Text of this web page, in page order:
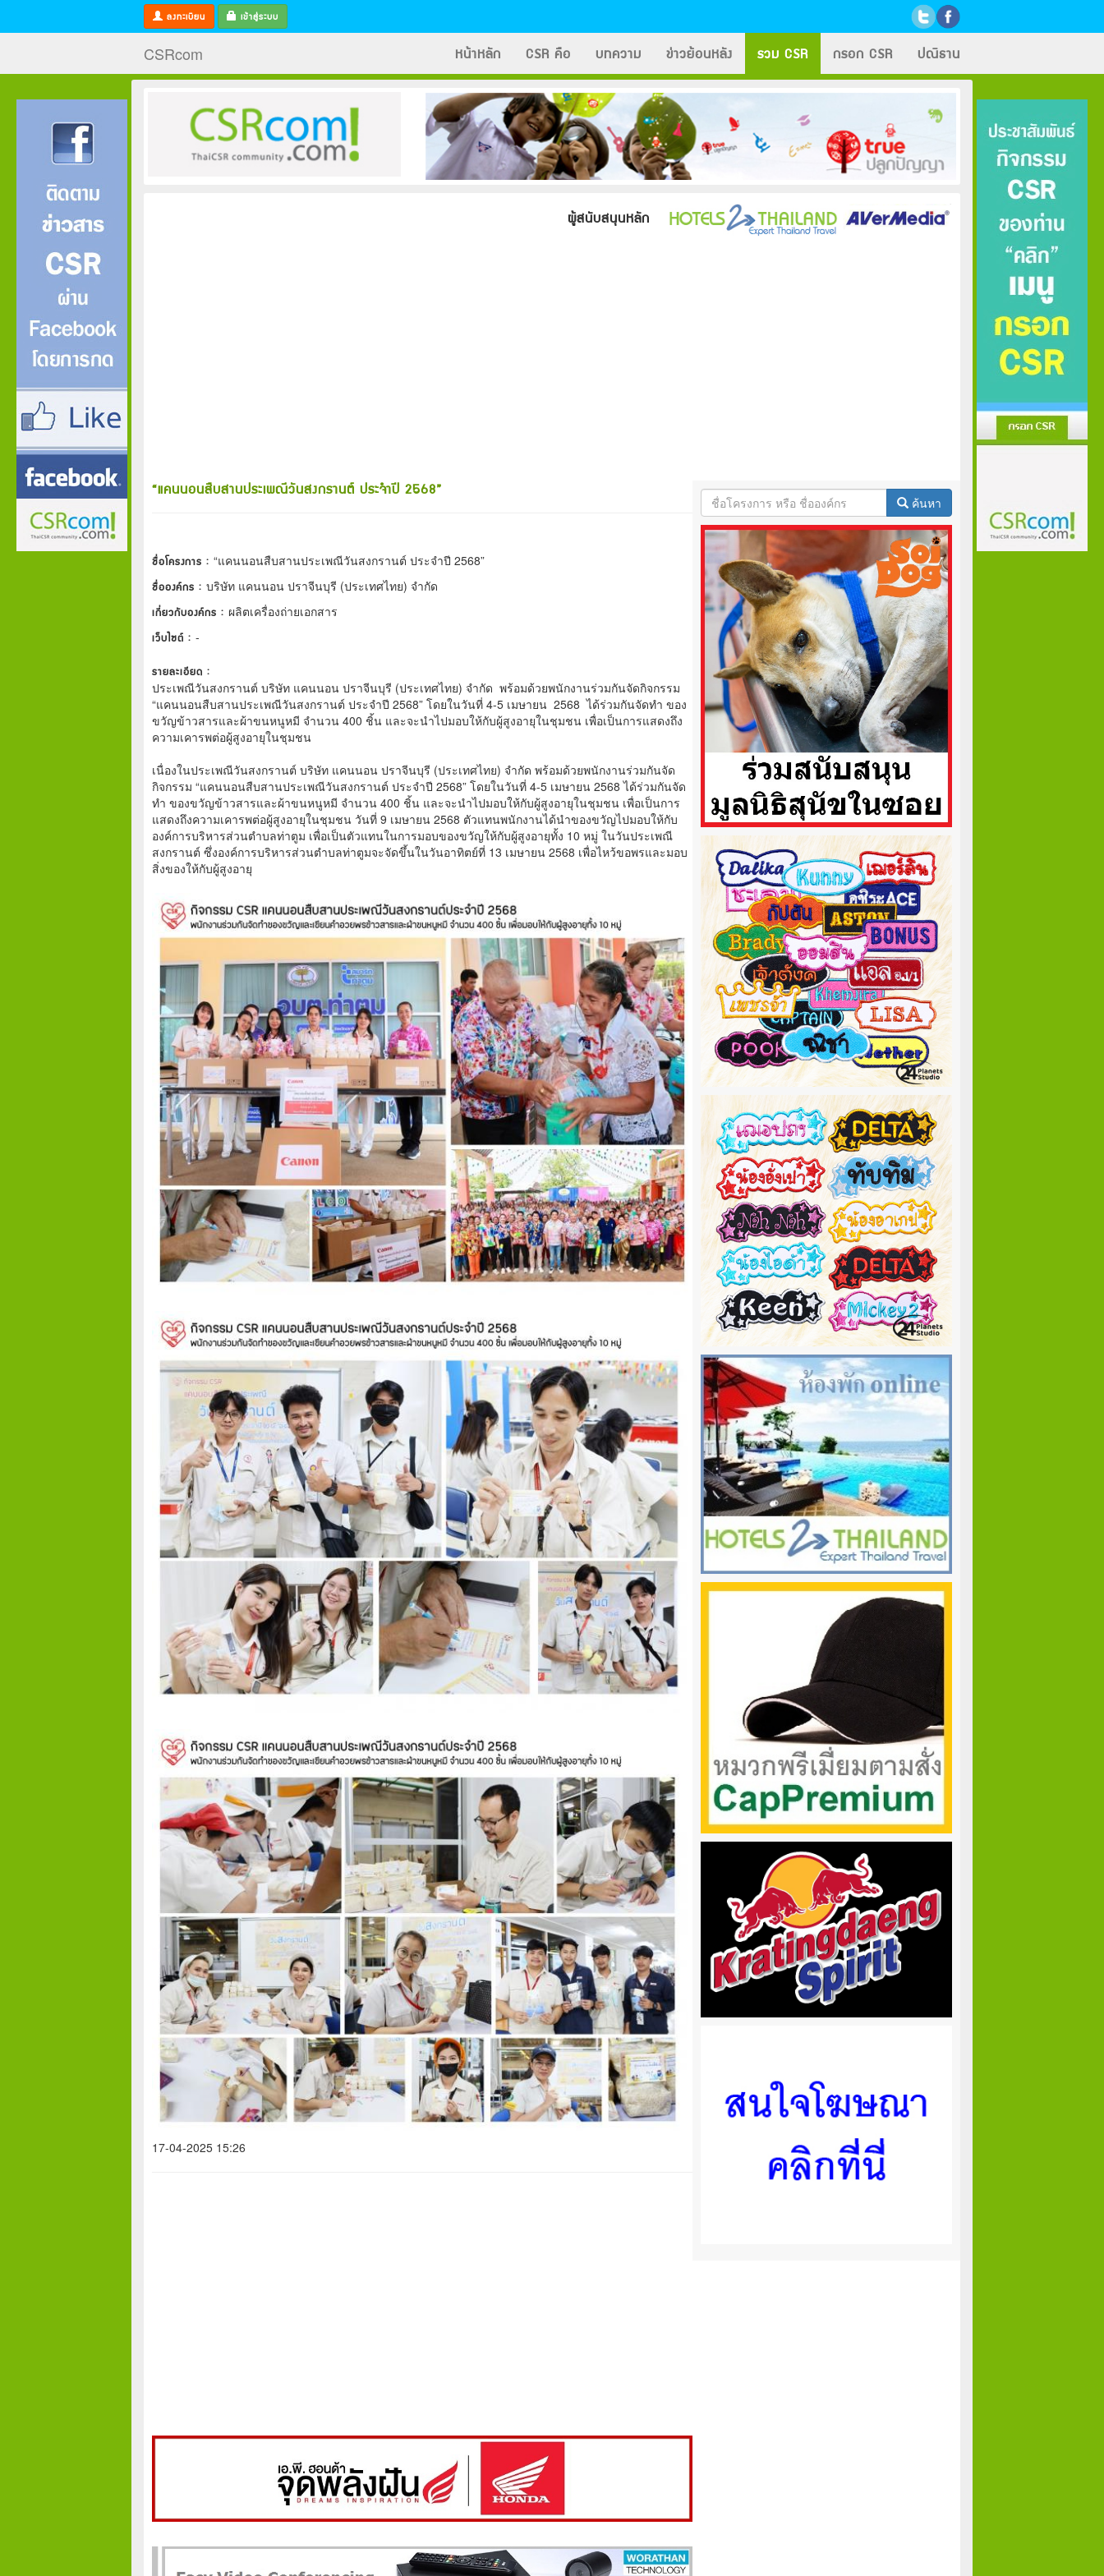
ลงทะเบียน เข้าสู่ระบบ
CSRcom หน้าหลัก CSR คือ บทความ ข่าวย้อนหลัง รวม CSR กรอก CSR ปณิธาน
ผู้สนับสนุนหลัก
“แคนนอนสืบสานประเพณีวันสงกรานต์ ประจำปี 2568”
ชื่อโครงการ : “แคนนอนสืบสานประเพณีวันสงกรานต์ ประจำปี 2568”
ชื่อองค์กร : บริษัท แคนนอน ปราจีนบุรี (ประเทศไทย) จำกัด
เกี่ยวกับองค์กร : ผลิตเครื่องถ่ายเอกสาร
เว็บไซต์ : -
รายละเอียด :
ประเพณีวันสงกรานต์ บริษัท แคนนอน ปราจีนบุรี (ประเทศไทย) จำกัด พร้อมด้วยพนักงานร่วมกันจัดกิจกรรม
“แคนนอนสืบสานประเพณีวันสงกรานต์ ประจำปี 2568” โดยในวันที่ 4-5 เมษายน 2568 ได้ร่วมกันจัดทำ ของ
ขวัญข้าวสารและผ้าขนหนูหมี จำนวน 400 ชิ้น และจะนำไปมอบให้กับผู้สูงอายุในชุมชน เพื่อเป็นการแสดงถึง
ความเคารพต่อผู้สูงอายุในชุมชน
เนื่องในประเพณีวันสงกรานต์ บริษัท แคนนอน ปราจีนบุรี (ประเทศไทย) จำกัด พร้อมด้วยพนักงานร่วมกันจัด
กิจกรรม “แคนนอนสืบสานประเพณีวันสงกรานต์ ประจำปี 2568” โดยในวันที่ 4-5 เมษายน 2568 ได้ร่วมกันจัด
ทำ ของขวัญข้าวสารและผ้าขนหนูหมี จำนวน 400 ชิ้น และจะนำไปมอบให้กับผู้สูงอายุในชุมชน เพื่อเป็นการ
แสดงถึงความเคารพต่อผู้สูงอายุในชุมชน วันที่ 9 เมษายน 2568 ตัวแทนพนักงานได้นำของขวัญไปมอบให้กับ
องค์การบริหารส่วนตำบลท่าตูม เพื่อเป็นตัวแทนในการมอบของขวัญให้กับผู้สูงอายุทั้ง 10 หมู่ ในวันประเพณี
สงกรานต์ ซึ่งองค์การบริหารส่วนตำบลท่าตูมจะจัดขึ้นในวันอาทิตย์ที่ 13 เมษายน 2568 เพื่อไหว้ขอพรและมอบ
สิ่งของให้กับผู้สูงอายุ
17-04-2025 15:26
ค้นหา